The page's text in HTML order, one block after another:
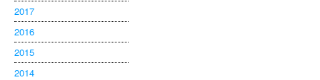
2017
2016
2015
2014